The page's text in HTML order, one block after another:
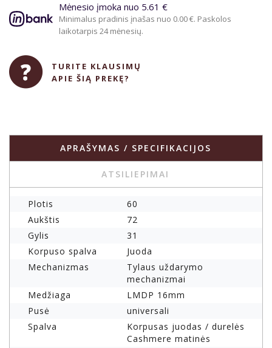
Mėnesio įmoka nuo 5.61 €
Minimalus pradinis įnašas nuo 0.00 €. Paskolos
laikotarpis 24 mėnesių.
TURITE KLAUSIMŲ
APIE ŠIĄ PREKĘ?
APRAŠYMAS / SPECIFIKACIJOS
ATSILIEPIMAI
Plotis
60
Aukštis
72
Gylis
31
Korpuso spalva
Juoda
Mechanizmas
Tylaus uždarymo
mechanizmai
Medžiaga
LMDP 16mm
Pusė
universali
Spalva
Korpusas juodas / durelės
Cashmere matinės